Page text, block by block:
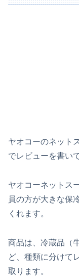
ヤオコーのネット
でレビューを書い
ヤオコーネットス
員の方が大きな保
くれます。
商品は、冷蔵品（
ど、種類に分けて
取ります。